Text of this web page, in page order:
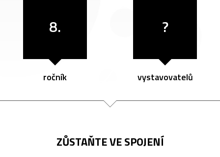
8.
ročník
?
vystavovatelů
ZŮSTAŇTE VE SPOJENÍ